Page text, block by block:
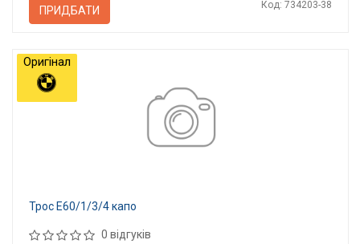
ПРИДБАТИ Код: 734203-38
Трос E60/1/3/4 капо
0 відгуків
Оригінал